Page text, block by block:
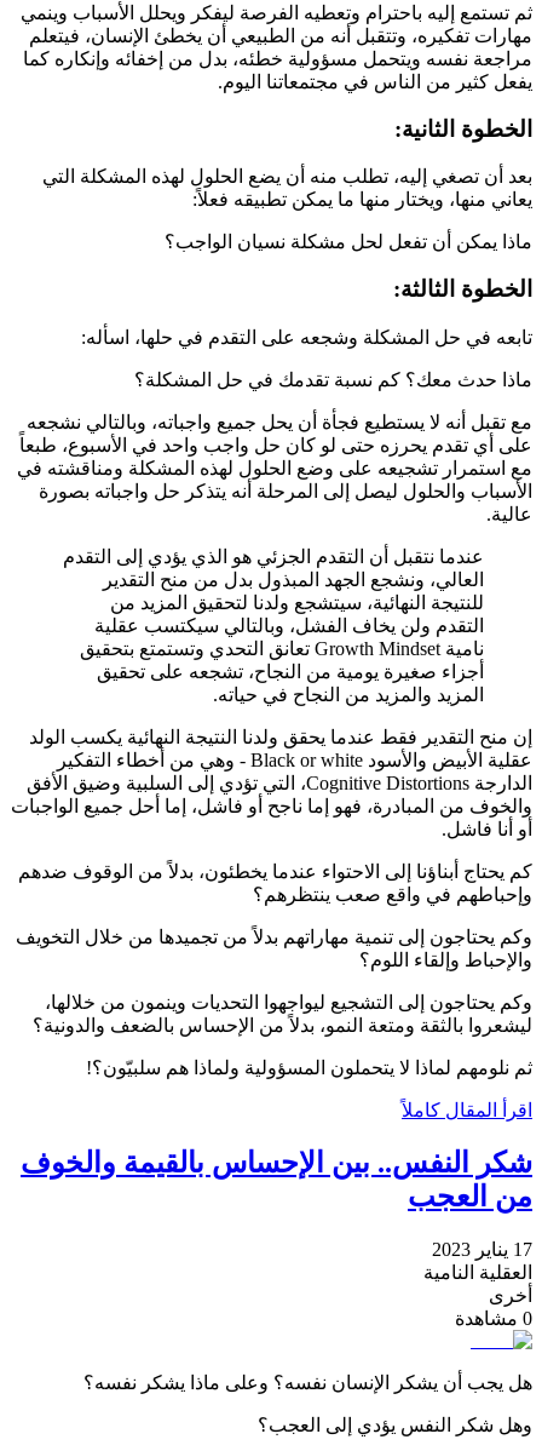
ثم تستمع إليه باحترام وتعطيه الفرصة ليفكر ويحلل الأسباب وينمي
مهارات تفكيره، وتتقبل أنه من الطبيعي أن يخطئ الإنسان، فيتعلم
مراجعة نفسه ويتحمل مسؤولية خطئه، بدل من إخفائه وإنكاره كما
يفعل كثير من الناس في مجتمعاتنا اليوم.
الخطوة الثانية:
بعد أن تصغي إليه، تطلب منه أن يضع الحلول لهذه المشكلة التي
يعاني منها، ويختار منها ما يمكن تطبيقه فعلاً:
ماذا يمكن أن تفعل لحل مشكلة نسيان الواجب؟
الخطوة الثالثة:
تابعه في حل المشكلة وشجعه على التقدم في حلها، اسأله:
ماذا حدث معك؟ كم نسبة تقدمك في حل المشكلة؟
مع تقبل أنه لا يستطيع فجأة أن يحل جميع واجباته، وبالتالي نشجعه
على أي تقدم يحرزه حتى لو كان حل واجب واحد في الأسبوع، طبعاً
مع استمرار تشجيعه على وضع الحلول لهذه المشكلة ومناقشته في
الأسباب والحلول ليصل إلى المرحلة أنه يتذكر حل واجباته بصورة
عالية.
عندما نتقبل أن التقدم الجزئي هو الذي يؤدي إلى التقدم
العالي، ونشجع الجهد المبذول بدل من منح التقدير
للنتيجة النهائية، سيتشجع ولدنا لتحقيق المزيد من
التقدم ولن يخاف الفشل، وبالتالي سيكتسب عقلية
نامية Growth Mindset تعانق التحدي وتستمتع بتحقيق
أجزاء صغيرة يومية من النجاح، تشجعه على تحقيق
المزيد والمزيد من النجاح في حياته.
إن منح التقدير فقط عندما يحقق ولدنا النتيجة النهائية يكسب الولد
عقلية الأبيض والأسود Black or white - وهي من أخطاء التفكير
الدارجة Cognitive Distortions، التي تؤدي إلى السلبية وضيق الأفق
والخوف من المبادرة، فهو إما ناجح أو فاشل، إما أحل جميع الواجبات
أو أنا فاشل.
كم يحتاج أبناؤنا إلى الاحتواء عندما يخطئون، بدلاً من الوقوف ضدهم
وإحباطهم في واقع صعب ينتظرهم؟
وكم يحتاجون إلى تنمية مهاراتهم بدلاً من تجميدها من خلال التخويف
والإحباط وإلقاء اللوم؟
وكم يحتاجون إلى التشجيع ليواجهوا التحديات وينمون من خلالها،
ليشعروا بالثقة ومتعة النمو، بدلاً من الإحساس بالضعف والدونية؟
ثم نلومهم لماذا لا يتحملون المسؤولية ولماذا هم سلبيّون؟!
اقرأ المقال كاملاً
شكر النفس.. بين الإحساس بالقيمة والخوف
من العجب
17 يناير 2023
العقلية النامية
أخرى
0 مشاهدة
هل يجب أن يشكر الإنسان نفسه؟ وعلى ماذا يشكر نفسه؟
وهل شكر النفس يؤدي إلى العجب؟